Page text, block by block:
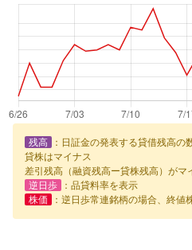
残高
：日証金の発表する貸借残高の
貸株はマイナス
差引残高（融資残高ー貸株残高）がマ
逆日歩
：品貸料率を表示
株価
：逆日歩常連銘柄の場合、終値